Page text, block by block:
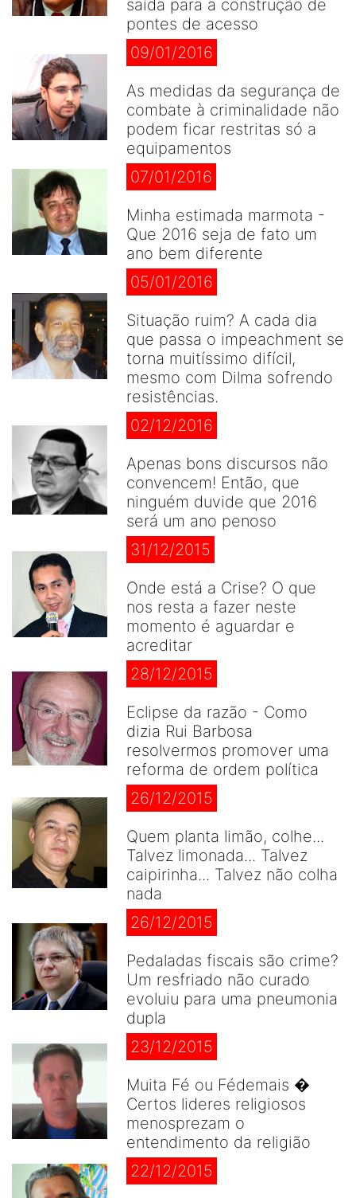
saída para a construção de
pontes de acesso
09/01/2016
As medidas da segurança de
combate à criminalidade não
podem ficar restritas só a
equipamentos
07/01/2016
Minha estimada marmota -
Que 2016 seja de fato um
ano bem diferente
05/01/2016
Situação ruim? A cada dia
que passa o impeachment se
torna muitíssimo difícil,
mesmo com Dilma sofrendo
resistências.
02/12/2016
Apenas bons discursos não
convencem! Então, que
ninguém duvide que 2016
será um ano penoso
31/12/2015
Onde está a Crise? O que
nos resta a fazer neste
momento é aguardar e
acreditar
28/12/2015
Eclipse da razão - Como
dizia Rui Barbosa
resolvermos promover uma
reforma de ordem política
26/12/2015
Quem planta limão, colhe...
Talvez limonada... Talvez
caipirinha... Talvez não colha
nada
26/12/2015
Pedaladas fiscais são crime?
Um resfriado não curado
evoluiu para uma pneumonia
dupla
23/12/2015
Muita Fé ou Fédemais �
Certos lideres religiosos
menosprezam o
entendimento da religião
22/12/2015